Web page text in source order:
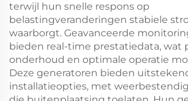
terwijl hun snelle respons op
belastingveranderingen stabiele
waarborgt. Geavanceerde
bieden real-time prestatiedata, wat
onderhoud en optimale operatie
Deze generatoren bieden
installatieopties, met